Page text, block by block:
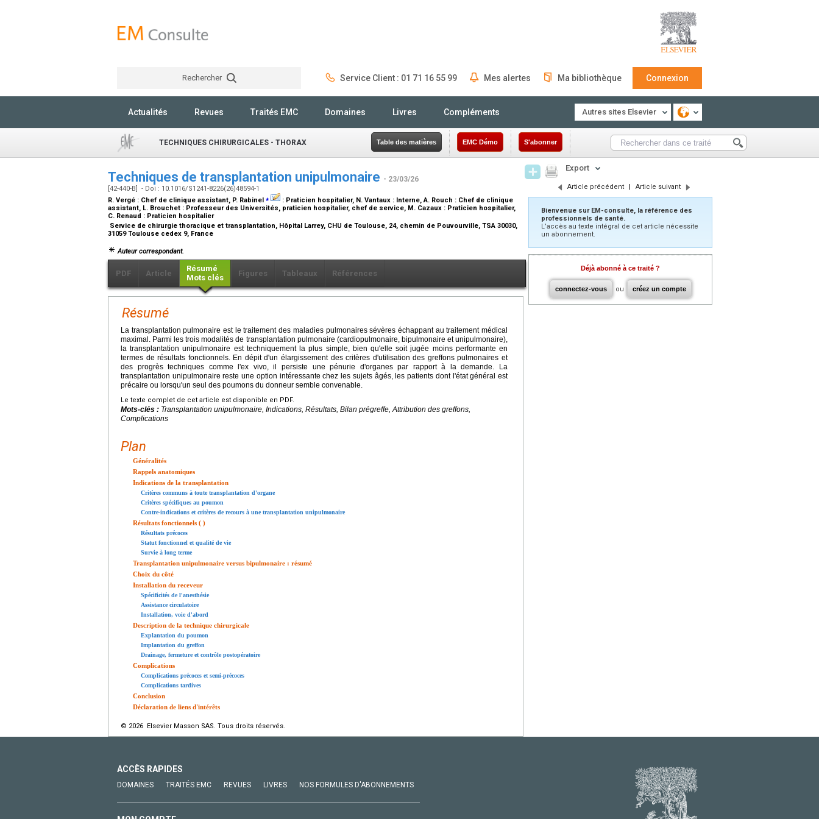
Rechercher Service Client : 01 71 16 55 99 Mes alertes Ma bibliothèque Connexion
Actualités Revues Traités EMC Domaines Livres Compléments Autres sites Elsevier
TECHNIQUES CHIRURGICALES - THORAX Table des matières EMC Démo S'abonner
Techniques de transplantation unipulmonaire - 23/03/26
[42-440-B] - Doi : 10.1016/S1241-8226(26)48594-1
R. Vergé : Chef de clinique assistant, P. Rabinel ⁎ : Praticien hospitalier, N. Vantaux : Interne, A. Rouch : Chef de clinique
assistant, L. Brouchet : Professeur des Universités, praticien hospitalier, chef de service, M. Cazaux : Praticien hospitalier,
C. Renaud : Praticien hospitalier
Service de chirurgie thoracique et transplantation, Hôpital Larrey, CHU de Toulouse, 24, chemin de Pouvourville, TSA 30030,
31059 Toulouse cedex 9, France
Auteur correspondant.
PDF Article
Résumé
Mots clés
Figures Tableaux Références
Résumé
La transplantation pulmonaire est le traitement des maladies pulmonaires sévères échappant au traitement médical
maximal. Parmi les trois modalités de transplantation pulmonaire (cardiopulmonaire, bipulmonaire et unipulmonaire),
la transplantation unipulmonaire est techniquement la plus simple, bien qu'elle soit jugée moins performante en
termes de résultats fonctionnels. En dépit d'un élargissement des critères d'utilisation des greffons pulmonaires et
des progrès techniques comme l'ex vivo, il persiste une pénurie d'organes par rapport à la demande. La
transplantation unipulmonaire reste une option intéressante chez les sujets âgés, les patients dont l'état général est
précaire ou lorsqu'un seul des poumons du donneur semble convenable.
Le texte complet de cet article est disponible en PDF.
Mots-clés : Transplantation unipulmonaire, Indications, Résultats, Bilan prégreffe, Attribution des greffons,
Complications
Plan
Généralités
Rappels anatomiques
Indications de la transplantation
Critères communs à toute transplantation d'organe
Critères spécifiques au poumon
Contre-indications et critères de recours à une transplantation unipulmonaire
Résultats fonctionnels ( )
Résultats précoces
Statut fonctionnel et qualité de vie
Survie à long terme
Transplantation unipulmonaire versus bipulmonaire : résumé
Choix du côté
Installation du receveur
Spécificités de l'anesthésie
Assistance circulatoire
Installation, voie d'abord
Description de la technique chirurgicale
Explantation du poumon
Implantation du greffon
Drainage, fermeture et contrôle postopératoire
Complications
Complications précoces et semi-précoces
Complications tardives
Conclusion
Déclaration de liens d'intérêts
© 2026 Elsevier Masson SAS. Tous droits réservés.
Export
Article précédent | Article suivant
Bienvenue sur EM-consulte, la référence des
professionnels de santé.
L’accès au texte intégral de cet article nécessite
un abonnement.
Déjà abonné à ce traité ?
connectez-vous ou créez un compte
ACCÈS RAPIDES
DOMAINES TRAITÉS EMC REVUES LIVRES NOS FORMULES D'ABONNEMENTS